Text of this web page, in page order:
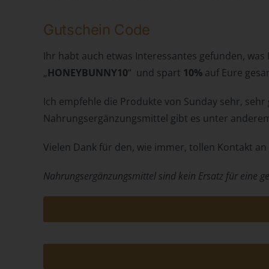
Gutschein Code
Ihr habt auch etwas Interessantes gefunden,
„HONEYBUNNY10“ und spart 10%auf Eure
Ich empfehle die Produkte von Sunday sehr,
Nahrungsergänzungsmittel gibt es unter
Vielen Dank für den, wie immer, tollen Kontakt
Nahrungsergänzungsmittel sind kein Ersatz für eine